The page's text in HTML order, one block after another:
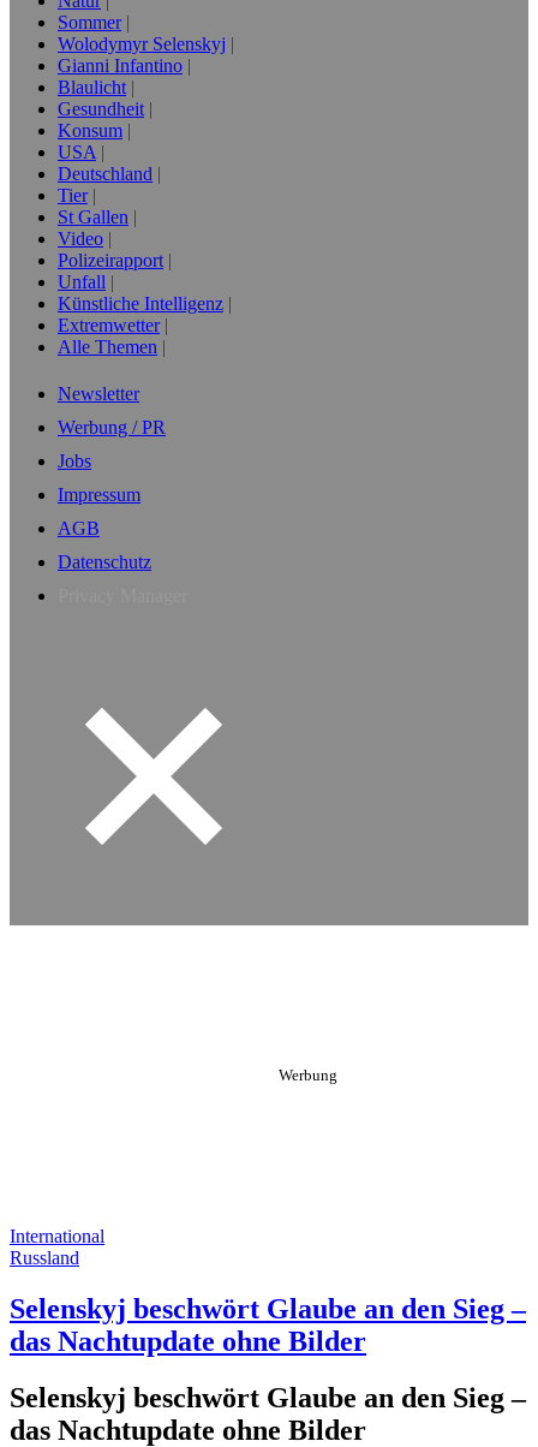
Sommer
Wolodymyr Selenskyj
Gianni Infantino
Blaulicht
Gesundheit
Konsum
USA
Deutschland
Tier
St Gallen
Video
Polizeirapport
Unfall
Künstliche Intelligenz
Extremwetter
Alle Themen
Newsletter
Werbung / PR
Jobs
Impressum
AGB
Datenschutz
International
Russland
Selenskyj beschwört Glaube an den Sieg –
das Nachtupdate ohne Bilder
Selenskyj beschwört Glaube an den Sieg –
das Nachtupdate ohne Bilder